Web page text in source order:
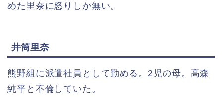
めた里奈に怒りしか無い。
井筒里奈
熊野組に派遣社員として勤める。2児の母。高森
純平と不倫していた。